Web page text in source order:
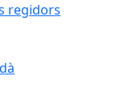
regidors